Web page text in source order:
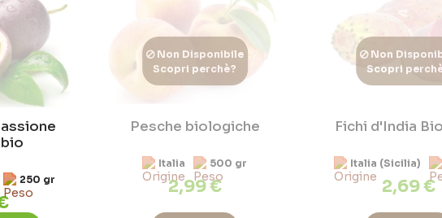
250 gr
Non Disponibile
Scopri perchè?
Pesche biologiche
Italia 500 gr
2,99 €
Non
Scopri
Fichi d'India
Italia (Sicilia)
2,69 €